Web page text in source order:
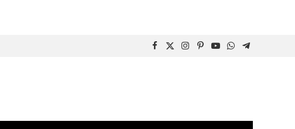
Facebook
X
Instagram
Pinterest
YouTube
WhatsApp
Telegram